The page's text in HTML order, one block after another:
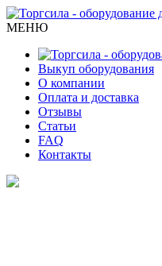
МЕНЮ
Выкуп оборудования
О компании
Оплата и доставка
Отзывы
Статьи
FAQ
Контакты